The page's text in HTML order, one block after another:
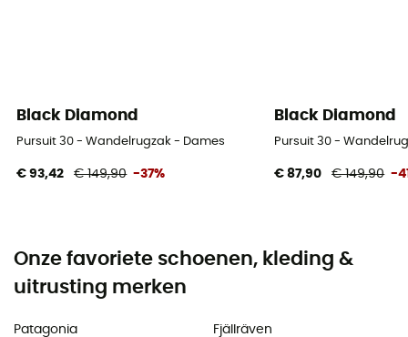
Black Diamond
Pursuit 30 - Wandelrugzak - Dames
€ 93,42 € 149,90 -37%
Black Diamond
Pursuit 30 -
€ 87,90 € 149,90 -
Onze favoriete schoenen, kleding &
uitrusting merken
Patagonia
Fjällräven